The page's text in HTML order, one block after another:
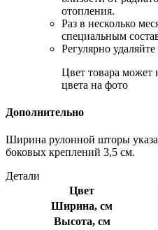
отопления.
Раз в несколько
специальным
Регулярно
Цвет товара может
цвета на фото
Дополнительно
Ширина рулонной шторы
боковых креплений 3,5 см.
Детали
Цвет
Ширина, см
Высота, см